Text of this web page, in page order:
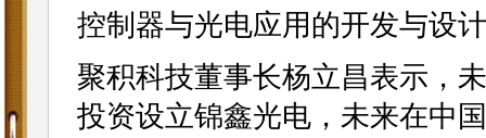
控制器与光电应用的开发与设
聚积科技董事长杨立昌表示，
投资设立锦鑫光电，未来在中